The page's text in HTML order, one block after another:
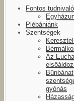
Fontos
Plébániánk
Szentségek
Az
Bűnbánat
gyónás